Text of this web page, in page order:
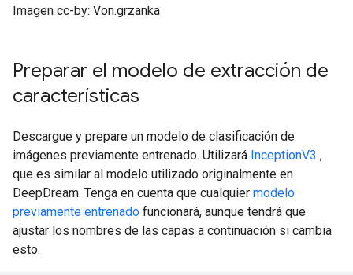
Preparar el modelo de extracción de
características
Descargue y prepare un modelo de clasificación de
imágenes previamente entrenado. Utilizará InceptionV3 ,
que es similar al modelo utilizado originalmente en
DeepDream. Tenga en cuenta que cualquier modelo
previamente entrenado funcionará, aunque tendrá que
ajustar los nombres de las capas a continuación si cambia
esto.